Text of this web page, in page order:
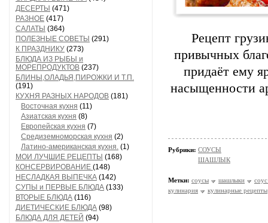
ДЕСЕРТЫ (471)
РАЗНОЕ (417)
САЛАТЫ (364)
ПОЛЕЗНЫЕ СОВЕТЫ (291)
К ПРАЗДНИКУ (273)
БЛЮДА ИЗ РЫБЫ и
МОРЕПРОДУКТОВ (237)
БЛИНЫ,ОЛАДЬЯ,ПИРОЖКИ И Т.П.
(191)
КУХНЯ РАЗНЫХ НАРОДОВ (181)
Восточная кухня (11)
Азиатская кухня (8)
Европейская кухня (7)
Средиземноморская кухня (2)
Латино-американская кухня. (1)
МОИ ЛУЧШИЕ РЕЦЕПТЫ (168)
КОНСЕРВИРОВАНИЕ (148)
НЕСЛАДКАЯ ВЫПЕЧКА (142)
СУПЫ и ПЕРВЫЕ БЛЮДА (133)
ВТОРЫЕ БЛЮДА (116)
ДИЕТИЧЕСКИЕ БЛЮДА (98)
БЛЮДА ДЛЯ ДЕТЕЙ (94)
Рецепт
привычных
придаёт ему
насыщенности
Рубрики: СОУСЫ
ШАШЛЫК
Метки: соусы шашлыки
кулинария
кулинарные рецепты